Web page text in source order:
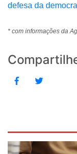
defesa da
* com informações da